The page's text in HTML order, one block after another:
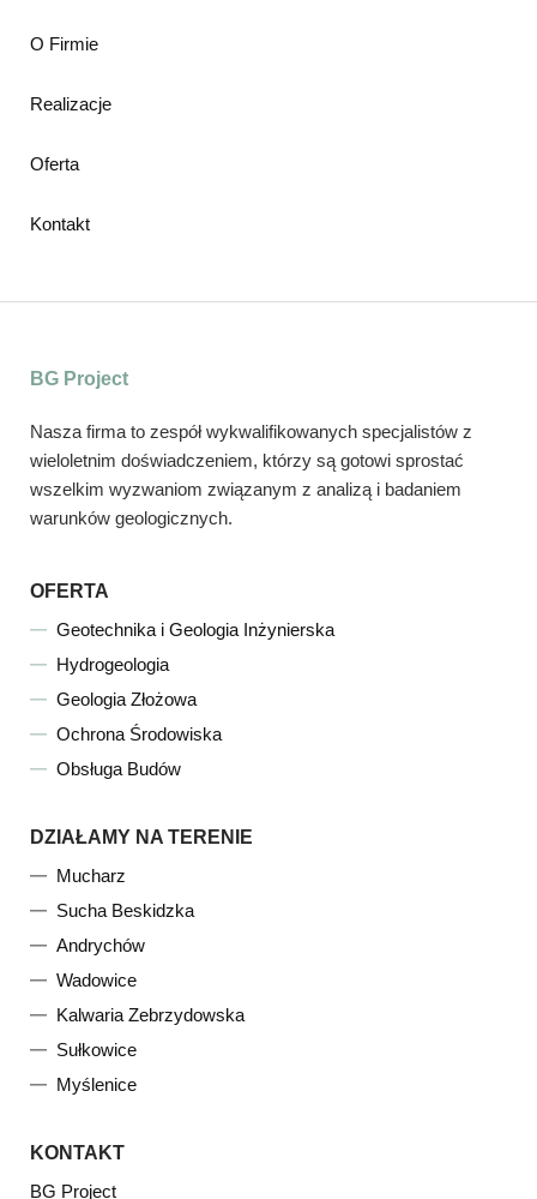
O Firmie
Realizacje
Oferta
Kontakt
BG Project
Nasza firma to zespół wykwalifikowanych specjalistów z
wieloletnim doświadczeniem, którzy są gotowi sprostać
wszelkim wyzwaniom związanym z analizą i badaniem
warunków geologicznych.
OFERTA
Geotechnika i Geologia Inżynierska
Hydrogeologia
Geologia Złożowa
Ochrona Środowiska
Obsługa Budów
DZIAŁAMY NA TERENIE
Mucharz
Sucha Beskidzka
Andrychów
Wadowice
Kalwaria Zebrzydowska
Sułkowice
Myślenice
KONTAKT
BG Project